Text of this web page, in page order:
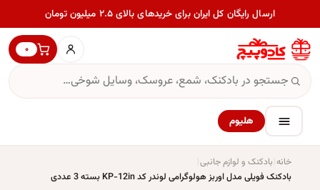
ارسال رایگان کل ایران برای خریدهای بالای ۲.۵ میلیون تومان
۰
هلیوم
خانه بادکنک و لوازم جانبی
بادکنک فویلی مدل اوربز هولوگرامی لوندر کد KP-12in بسته 3 عددی